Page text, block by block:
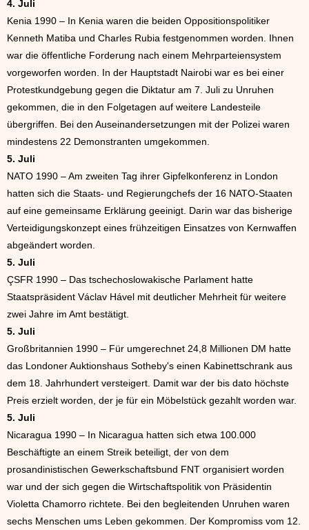
4. Juli
Kenia 1990 – In Kenia waren die beiden Oppositionspolitiker
Kenneth Matiba und Charles Rubia festgenommen worden. Ihnen
war die öffentliche Forderung nach einem Mehrparteiensystem
vorgeworfen worden. In der Hauptstadt Nairobi war es bei einer
Protestkundgebung gegen die Diktatur am 7. Juli zu Unruhen
gekommen, die in den Folgetagen auf weitere Landesteile
übergriffen. Bei den Auseinandersetzungen mit der Polizei waren
mindestens 22 Demonstranten umgekommen.
5. Juli
NATO 1990 – Am zweiten Tag ihrer Gipfelkonferenz in London
hatten sich die Staats- und Regierungchefs der 16 NATO-Staaten
auf eine gemeinsame Erklärung geeinigt. Darin war das bisherige
Verteidigungskonzept eines frühzeitigen Einsatzes von Kernwaffen
abgeändert worden.
5. Juli
ÇSFR 1990 – Das tschechoslowakische Parlament hatte
Staatspräsident Václav Hável mit deutlicher Mehrheit für weitere
zwei Jahre im Amt bestätigt.
5. Juli
Großbritannien 1990 – Für umgerechnet 24,8 Millionen DM hatte
das Londoner Auktionshaus Sotheby's einen Kabinettschrank aus
dem 18. Jahrhundert versteigert. Damit war der bis dato höchste
Preis erzielt worden, der je für ein Möbelstück gezahlt worden war.
5. Juli
Nicaragua 1990 – In Nicaragua hatten sich etwa 100.000
Beschäftigte an einem Streik beteiligt, der von dem
prosandinistischen Gewerkschaftsbund FNT organisiert worden
war und der sich gegen die Wirtschaftspolitik von Präsidentin
Violetta Chamorro richtete. Bei den begleitenden Unruhen waren
sechs Menschen ums Leben gekommen. Der Kompromiss vom 12.